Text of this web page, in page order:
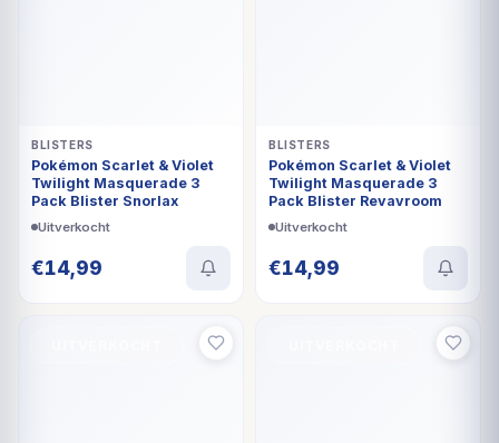
BLISTERS
Pokémon Scarlet & Violet
Twilight Masquerade 3
Pack Blister Snorlax
Uitverkocht
€14,99
BLISTERS
Pokémon Scarlet & Violet
Twilight Masquerade 3
Pack Blister Revavroom
Uitverkocht
€14,99